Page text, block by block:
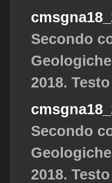
Secondo
2018.
Secondo
2018.